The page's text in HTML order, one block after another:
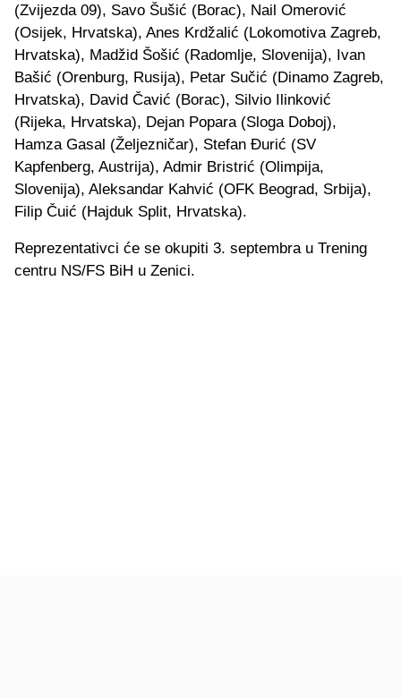
(Zvijezda 09), Savo Šušić (Borac), Nail Omerović
(Osijek, Hrvatska), Anes Krdžalić (Lokomotiva Zagreb,
Hrvatska), Madžid Šošić (Radomlje, Slovenija), Ivan
Bašić (Orenburg, Rusija), Petar Sučić (Dinamo Zagreb,
Hrvatska), David Čavić (Borac), Silvio Ilinković
(Rijeka, Hrvatska), Dejan Popara (Sloga Doboj),
Hamza Gasal (Željezničar), Stefan Đurić (SV
Kapfenberg, Austrija), Admir Bristrić (Olimpija,
Slovenija), Aleksandar Kahvić (OFK Beograd, Srbija),
Filip Čuić (Hajduk Split, Hrvatska).
Reprezentativci će se okupiti 3. septembra u Trening
centru NS/FS BiH u Zenici.